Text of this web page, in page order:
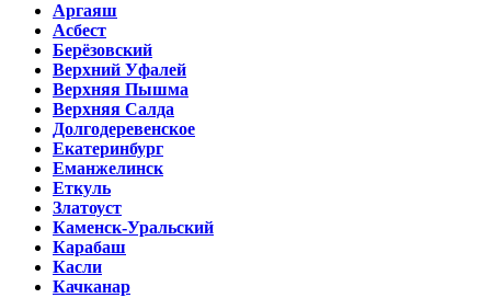
Аргаяш
Асбест
Берёзовский
Верхний Уфалей
Верхняя Пышма
Верхняя Салда
Долгодеревенское
Екатеринбург
Еманжелинск
Еткуль
Златоуст
Каменск-Уральский
Карабаш
Касли
Качканар